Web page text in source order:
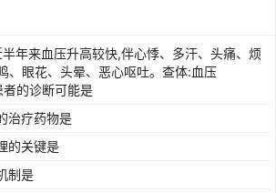
年来血压升高较快,伴心悸、多汗、头痛、烦
、眼花、头晕、恶心呕吐。查体:血压
的诊断可能是
治疗药物是
的关键是
制是